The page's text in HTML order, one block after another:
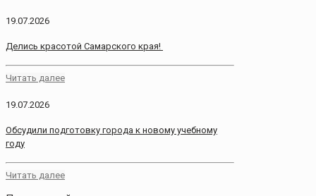
19.07.2026
Делись красотой Самарского края!
Читать далее
19.07.2026
Обсудили подготовку города к новому учебному
году
Читать далее